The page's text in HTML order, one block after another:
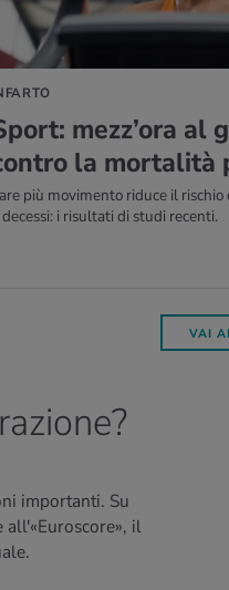
mez­z’o­ra al
la mor­ta­li­tà
più movimento riduce il
i risultati di studi recenti.
VAI
importanti. Su
il